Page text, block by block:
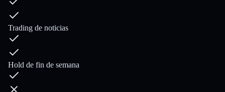
Trading de noticias
Hold de fin de semana